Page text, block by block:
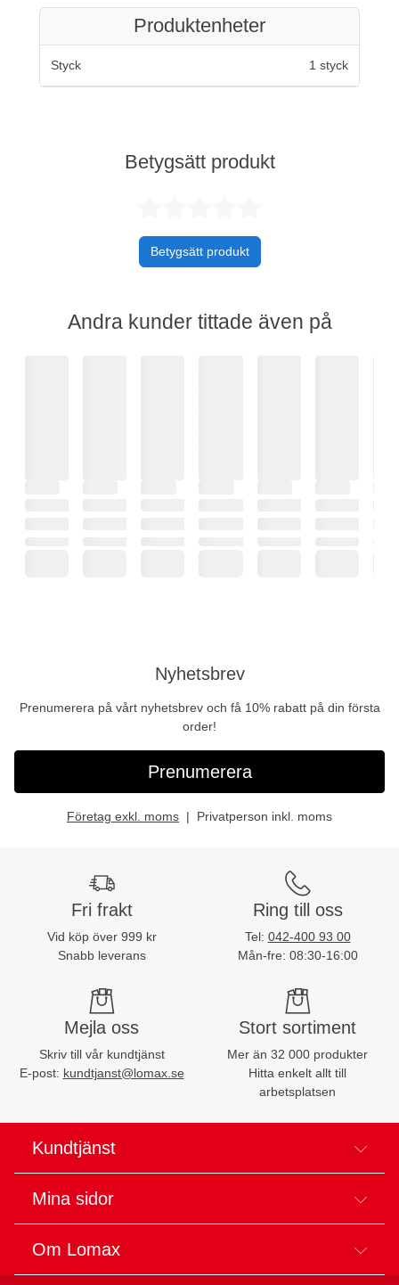
Produktenheter
Styck 1 styck
Betygsätt produkt
Betygsätt produkt
Andra kunder tittade även på
Nyhetsbrev
Prenumerera på vårt nyhetsbrev och få 10% rabatt på din första
order!
Prenumerera
Företag exkl. moms Privatperson inkl. moms
Fri frakt
Vid köp över 999 kr
Snabb leverans
Ring till oss
Tel: 042-400 93 00
Mån-fre: 08:30-16:00
Mejla oss
Skriv till vår kundtjänst
E-post: kundtjanst@lomax.se
Stort sortiment
Mer än 32 000 produkter
Hitta enkelt allt till
arbetsplatsen
Kundtjänst
Mina sidor
Om Lomax